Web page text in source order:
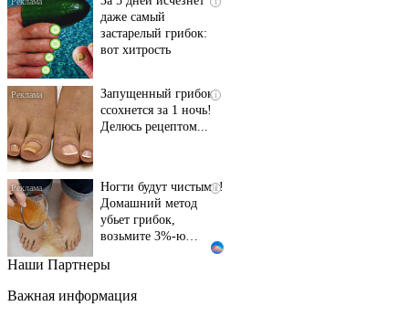
даже самый
застарелый грибок:
вот хитрость
ссохнется за 1 ночь!
Делюсь рецептом...
Домашний метод
убьет грибок,
возьмите 3%-ю…
Этот танец невесты
Пересмотрела 10 раз
Наши Партнеры
Важная информация